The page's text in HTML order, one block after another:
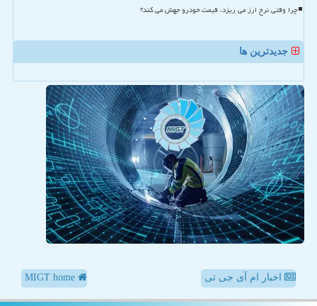
چرا وقتی نرخ ارز می ریزد، قیمت خودرو جهش می کند؟
جدیدترین ها
اخبار ام آی جی تی